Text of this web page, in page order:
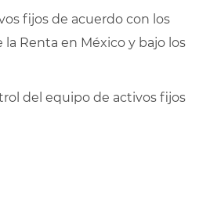
fijos de acuerdo con los
Renta en México y bajo los
del equipo de activos fijos